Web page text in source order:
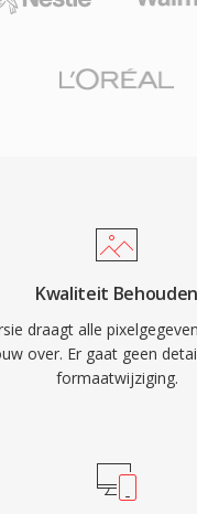
Kwaliteit Behouden
draagt alle
over. Er gaat geen
formaatwijziging.